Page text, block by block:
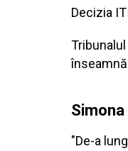
Decizia
"De-a